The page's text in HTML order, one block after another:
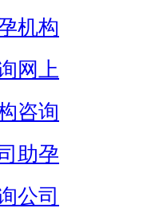
机构
网上
咨询
助孕
公司